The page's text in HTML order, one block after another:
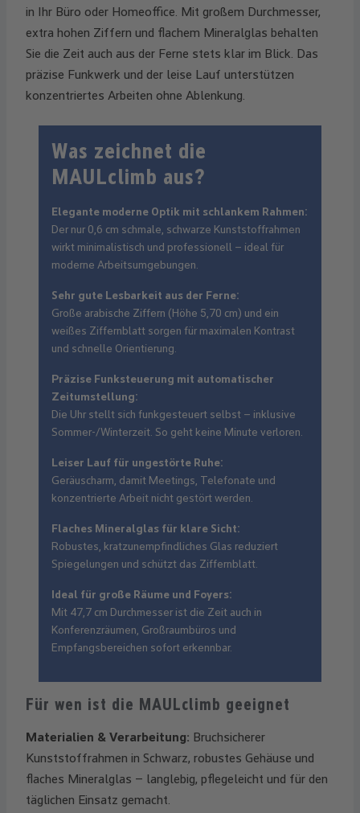
in Ihr Büro oder Homeoffice. Mit großem Durchmesser,
extra hohen Ziffern und flachem Mineralglas behalten
Sie die Zeit auch aus der Ferne stets klar im Blick. Das
präzise Funkwerk und der leise Lauf unterstützen
konzentriertes Arbeiten ohne Ablenkung.
Was zeichnet die
MAULclimb aus?
Elegante moderne Optik mit schlankem Rahmen:
Der nur 0,6 cm schmale, schwarze Kunststoffrahmen
wirkt minimalistisch und professionell – ideal für
moderne Arbeitsumgebungen.
Sehr gute Lesbarkeit aus der Ferne:
Große arabische Ziffern (Höhe 5,70 cm) und ein
weißes Ziffernblatt sorgen für maximalen Kontrast
und schnelle Orientierung.
Präzise Funksteuerung mit automatischer
Zeitumstellung:
Die Uhr stellt sich funkgesteuert selbst – inklusive
Sommer-/Winterzeit. So geht keine Minute verloren.
Leiser Lauf für ungestörte Ruhe:
Geräuscharm, damit Meetings, Telefonate und
konzentrierte Arbeit nicht gestört werden.
Flaches Mineralglas für klare Sicht:
Robustes, kratzunempfindliches Glas reduziert
Spiegelungen und schützt das Ziffernblatt.
Ideal für große Räume und Foyers:
Mit 47,7 cm Durchmesser ist die Zeit auch in
Konferenzräumen, Großraumbüros und
Empfangsbereichen sofort erkennbar.
Für wen ist die MAULclimb geeignet
Materialien & Verarbeitung: Bruchsicherer
Kunststoffrahmen in Schwarz, robustes Gehäuse und
flaches Mineralglas – langlebig, pflegeleicht und für den
täglichen Einsatz gemacht.